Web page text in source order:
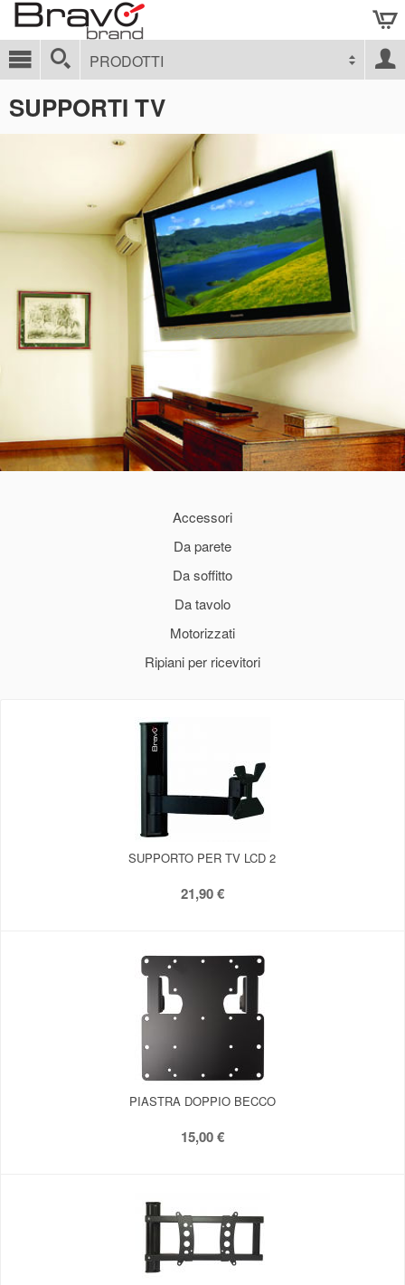
PRODOTTI
SUPPORTI TV
Accessori
Da parete
Da soffitto
Da tavolo
Motorizzati
Ripiani per ricevitori
SUPPORTO PER TV LCD 2
21,90 €
PIASTRA DOPPIO BECCO
15,00 €